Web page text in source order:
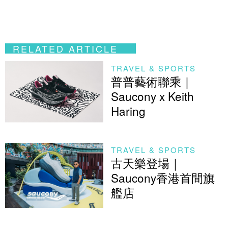
RELATED ARTICLE
TRAVEL & SPORTS
普普藝術聯乘｜
Saucony x Keith
Haring
TRAVEL & SPORTS
古天樂登場｜
Saucony香港首間旗
艦店